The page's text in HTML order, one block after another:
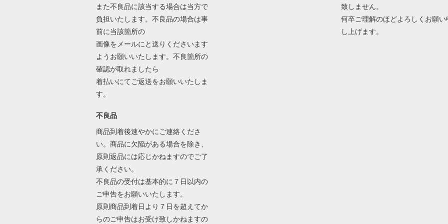
また不良品に該当する場合は当方で
負担いたします。不良品の場合は事
前に当該箇所の
画像をメールにと送りくださいます
ようお願いいたします。不良箇所の
確認が取れましたら
着払いにてご返送をお願いいたしま
す。
不良品
商品到着後速やかにご連絡くださ
い。商品に欠陥がある場合を除き、
原則返品には応じかねますのでご了
承ください。
不良品の受付は基本的に７日以内の
ご申告をお願いいたします。
原則商品到着日より７日を超えてか
らのご申告はお受け致しかねますの
致しません。
何卒ご理解のほどよろしくお願い
し上げます。